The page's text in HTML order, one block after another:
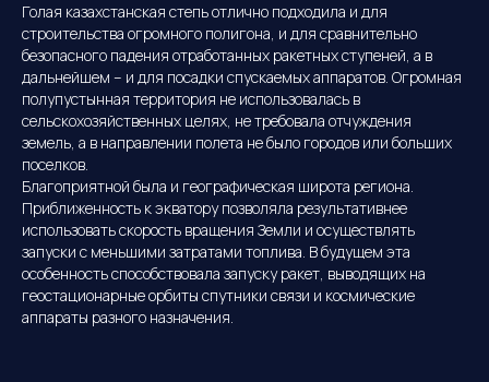
Голая казахстанская степь отлично подходила и для
строительства огромного полигона, и для сравнительно
безопасного падения отработанных ракетных ступеней, а в
дальнейшем – и для посадки спускаемых аппаратов. Огромная
полупустынная территория не использовалась в
сельскохозяйственных целях, не требовала отчуждения
земель, а в направлении полета не было городов или больших
поселков.
Благоприятной была и географическая широта региона.
Приближенность к экватору позволяла результативнее
использовать скорость вращения Земли и осуществлять
запуски с меньшими затратами топлива. В будущем эта
особенность способствовала запуску ракет, выводящих на
геостационарные орбиты спутники связи и космические
аппараты разного назначения.